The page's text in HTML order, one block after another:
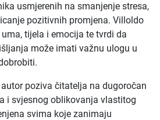
usmjerenih na smanjenje stresa,
pozitivnih promjena. Villoldo
tijela i emocija te tvrdi da
može imati važnu ulogu u
poziva čitatelja na dugoročan
i svjesnog oblikovanja vlastitog
svima koje zanimaju